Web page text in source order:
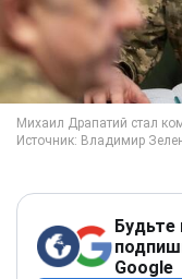
Будьте
Google